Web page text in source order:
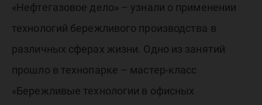
«Нефтегазовое дело» – узнали о применении
технологий бережливого производства в
различных сферах жизни. Одно из занятий
прошло в технопарке – мастер-класс
«Бережливые технологии в офисных